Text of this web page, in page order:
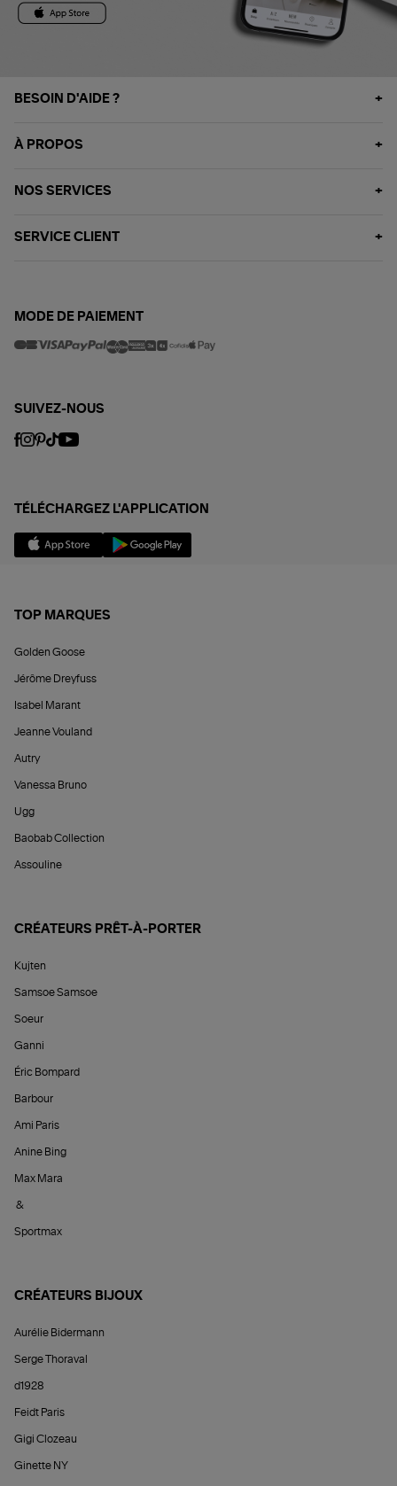
BESOIN D'AIDE ?
À PROPOS
NOS SERVICES
SERVICE CLIENT
MODE DE PAIEMENT
SUIVEZ-NOUS
TÉLÉCHARGEZ L'APPLICATION
TOP MARQUES
Golden Goose
Jérôme Dreyfuss
Isabel Marant
Jeanne Vouland
Autry
Vanessa Bruno
Ugg
Baobab Collection
Assouline
CRÉATEURS PRÊT-À-PORTER
Kujten
Samsoe Samsoe
Soeur
Ganni
Éric Bompard
Barbour
Ami Paris
Anine Bing
Max Mara
&
Sportmax
CRÉATEURS BIJOUX
Aurélie Bidermann
Serge Thoraval
d1928
Feidt Paris
Gigi Clozeau
Ginette NY